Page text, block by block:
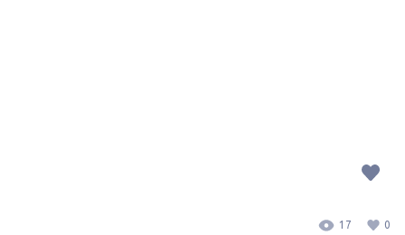
17 0